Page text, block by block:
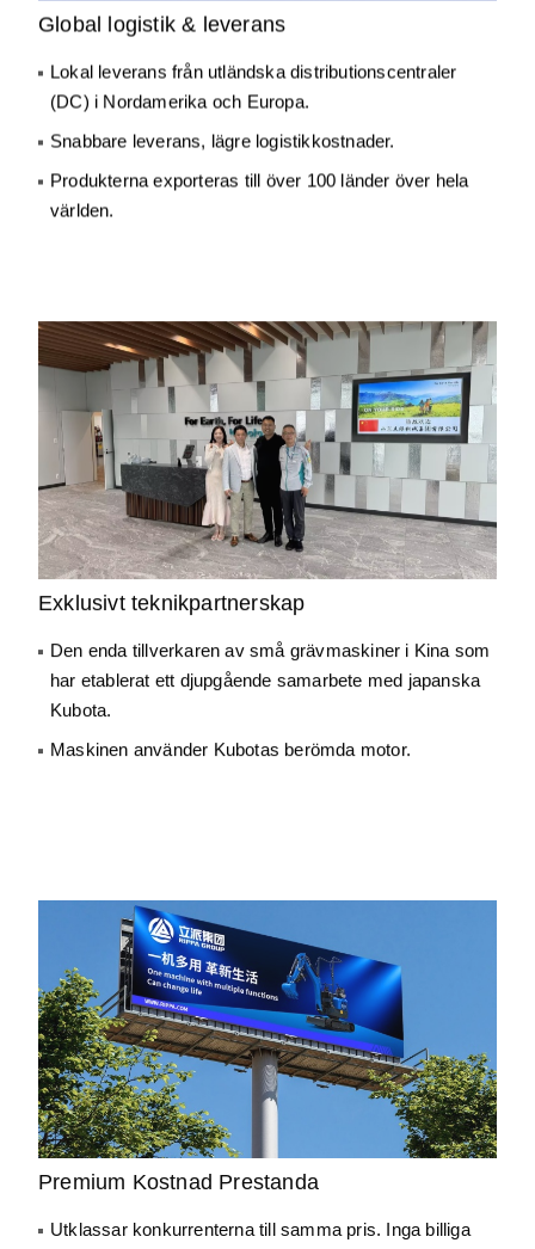
Global logistik & leverans
Lokal leverans från utländska distributionscentraler
(DC) i Nordamerika och Europa.
Snabbare leverans, lägre logistikkostnader.
Produkterna exporteras till över 100 länder över hela
världen.
Exklusivt teknikpartnerskap
Den enda tillverkaren av små grävmaskiner i Kina som
har etablerat ett djupgående samarbete med japanska
Kubota.
Maskinen använder Kubotas berömda motor.
Premium Kostnad Prestanda
Utklassar konkurrenterna till samma pris. Inga billiga
maskiner av låg kvalitet.
Gratis $1.000 redskap (t.ex. spett, rivare), livstids rabatt
på reservdelar.